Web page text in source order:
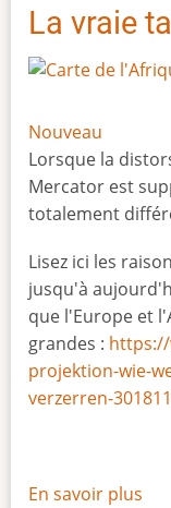
La vraie
Nouveau
Lorsque la
Mercator est
totalement
Lisez ici les
jusqu'à
que l'Europe et
grandes :
projektion-wie-
verzerren-
En savoir plus